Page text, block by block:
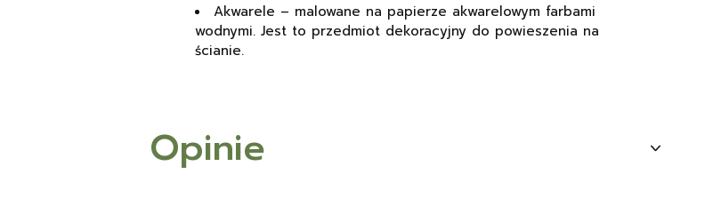
Akwarele – malowane na papierze akwarelowym farbami
wodnymi. Jest to przedmiot dekoracyjny do powieszenia na
ścianie.
Opinie